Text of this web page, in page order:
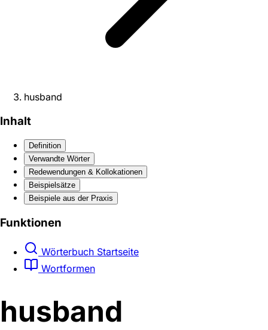
husband
Inhalt
Definition
Verwandte Wörter
Redewendungen & Kollokationen
Beispielsätze
Beispiele aus der Praxis
Funktionen
Wörterbuch Startseite
Wortformen
husband